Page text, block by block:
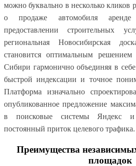
можно буквально в несколько кликов
о продаже автомобиля
предоставлении строительных
региональная Новосибирская
становится оптимальным
Сибири гармонично объединяя в
быстрой индексации и точное
Платформа изначально
опубликованное предложение
в поисковые системы Яндекс и
постоянный приток целевого трафика.
Преимущества
площадок